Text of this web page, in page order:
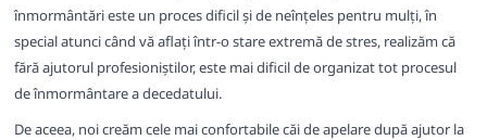
înmormântări este un proces dificil și de neînțeles pentru mulți, în
special atunci când vă aflați într-o stare extremă de stres, realizăm că
fără ajutorul profesioniștilor, este mai dificil de organizat tot procesul
de înmormântare a decedatului.
De aceea, noi creăm cele mai confortabile căi de apelare după ajutor la